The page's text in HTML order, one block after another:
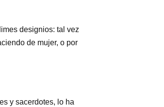
designios: tal vez
de mujer, o por
y sacerdotes, lo ha